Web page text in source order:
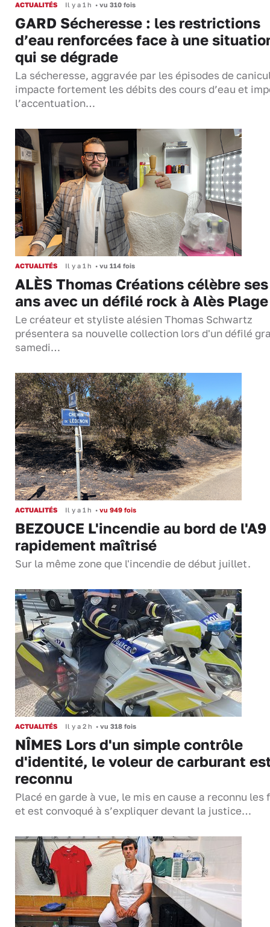
ACTUALITÉS Il y a 1 h • vu 310 fois
GARD Sécheresse : les restrictions
d’eau renforcées face à une
qui se dégrade
La sécheresse, aggravée par les épisodes de
impacte fortement les débits des cours d’eau et
l’accentuation…
ACTUALITÉS Il y a 1 h • vu 114 fois
ALÈS Thomas Créations célèbre
ans avec un défilé rock à Alès Plage
Le créateur et styliste alésien Thomas Schwartz
présentera sa nouvelle collection lors d'un défilé
samedi…
ACTUALITÉS Il y a 1 h • vu 949 fois
BEZOUCE L'incendie au bord de l'A9
rapidement maîtrisé
Sur la même zone que l'incendie de début juillet.
ACTUALITÉS Il y a 2 h • vu 318 fois
NÎMES Lors d'un simple contrôle
d'identité, le voleur de carburant
reconnu
Placé en garde à vue, le mis en cause a reconnu les
et est convoqué à s’expliquer devant la justice…